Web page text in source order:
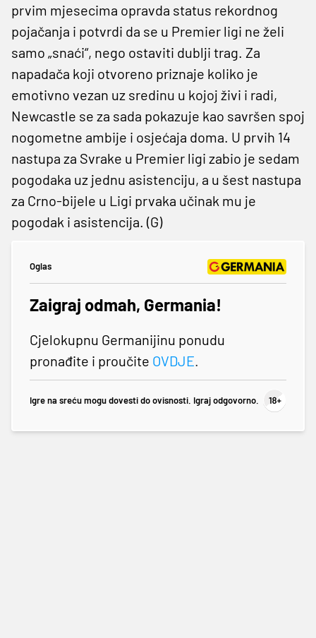
prvim mjesecima opravda status rekordnog
pojačanja i potvrdi da se u Premier ligi ne želi
samo „snaći“, nego ostaviti dublji trag. Za
napadača koji otvoreno priznaje koliko je
emotivno vezan uz sredinu u kojoj živi i radi,
Newcastle se za sada pokazuje kao savršen spoj
nogometne ambije i osjećaja doma. U prvih 14
nastupa za Svrake u Premier ligi zabio je sedam
pogodaka uz jednu asistenciju, a u šest nastupa
za Crno-bijele u Ligi prvaka učinak mu je
pogodak i asistencija. (G)
Oglas
Zaigraj odmah, Germania!
Cjelokupnu Germanijinu ponudu
pronađite i proučite OVDJE.
Igre na sreću mogu dovesti do ovisnosti. Igraj odgovorno.